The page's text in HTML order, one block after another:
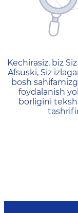
404 —
Kechirasiz, biz
Afsuski, Siz
bosh
foydalanish
borligini